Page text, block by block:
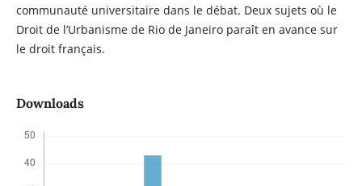
communauté universitaire dans le débat. Deux sujets où le
Droit de l’Urbanisme de Rio de Janeiro paraît en avance sur
le droit français.
Downloads